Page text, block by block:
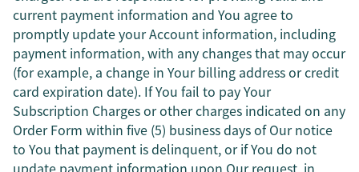
current payment information and You agree to
promptly update your Account information, including
payment information, with any changes that may occur
(for example, a change in Your billing address or credit
card expiration date). If You fail to pay Your
Subscription Charges or other charges indicated on any
Order Form within five (5) business days of Our notice
to You that payment is delinquent, or if You do not
update payment information upon Our request, in